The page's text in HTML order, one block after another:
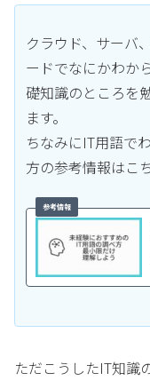
クラウド、サーバ
ードでなにかわか
礎知識のところを
ます。
ちなみにIT用語で
方の参考情報はこ
ただこうしたIT知識